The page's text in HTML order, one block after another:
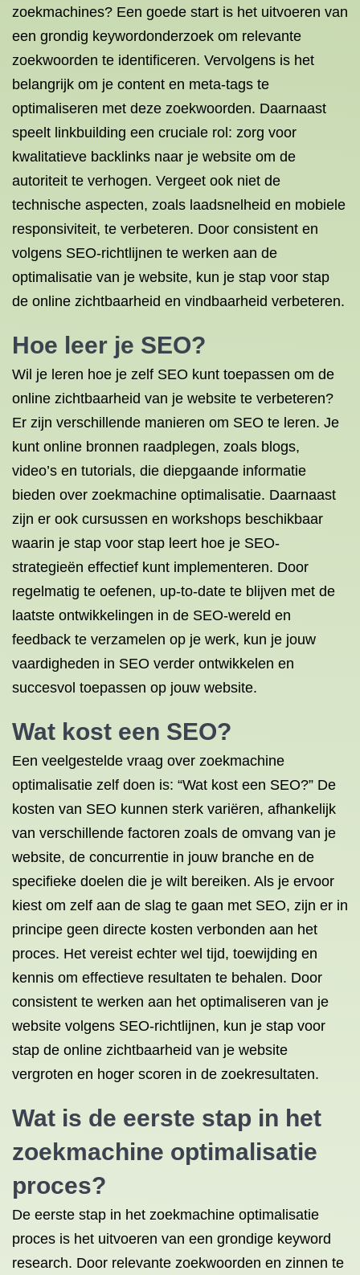
zoekmachines? Een goede start is het uitvoeren van
een grondig keywordonderzoek om relevante
zoekwoorden te identificeren. Vervolgens is het
belangrijk om je content en meta-tags te
optimaliseren met deze zoekwoorden. Daarnaast
speelt linkbuilding een cruciale rol: zorg voor
kwalitatieve backlinks naar je website om de
autoriteit te verhogen. Vergeet ook niet de
technische aspecten, zoals laadsnelheid en mobiele
responsiviteit, te verbeteren. Door consistent en
volgens SEO-richtlijnen te werken aan de
optimalisatie van je website, kun je stap voor stap
de online zichtbaarheid en vindbaarheid verbeteren.
Hoe leer je SEO?
Wil je leren hoe je zelf SEO kunt toepassen om de
online zichtbaarheid van je website te verbeteren?
Er zijn verschillende manieren om SEO te leren. Je
kunt online bronnen raadplegen, zoals blogs,
video’s en tutorials, die diepgaande informatie
bieden over zoekmachine optimalisatie. Daarnaast
zijn er ook cursussen en workshops beschikbaar
waarin je stap voor stap leert hoe je SEO-
strategieën effectief kunt implementeren. Door
regelmatig te oefenen, up-to-date te blijven met de
laatste ontwikkelingen in de SEO-wereld en
feedback te verzamelen op je werk, kun je jouw
vaardigheden in SEO verder ontwikkelen en
succesvol toepassen op jouw website.
Wat kost een SEO?
Een veelgestelde vraag over zoekmachine
optimalisatie zelf doen is: “Wat kost een SEO?” De
kosten van SEO kunnen sterk variëren, afhankelijk
van verschillende factoren zoals de omvang van je
website, de concurrentie in jouw branche en de
specifieke doelen die je wilt bereiken. Als je ervoor
kiest om zelf aan de slag te gaan met SEO, zijn er in
principe geen directe kosten verbonden aan het
proces. Het vereist echter wel tijd, toewijding en
kennis om effectieve resultaten te behalen. Door
consistent te werken aan het optimaliseren van je
website volgens SEO-richtlijnen, kun je stap voor
stap de online zichtbaarheid van je website
vergroten en hoger scoren in de zoekresultaten.
Wat is de eerste stap in het
zoekmachine optimalisatie
proces?
De eerste stap in het zoekmachine optimalisatie
proces is het uitvoeren van een grondige keyword
research. Door relevante zoekwoorden en zinnen te